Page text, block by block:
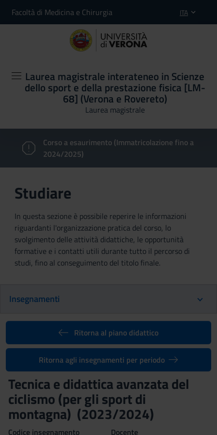
Facoltà di Medicina e Chirurgia ITA
Laurea magistrale interateneo in Scienze
dello sport e della prestazione fisica [LM-
68] (Verona e Rovereto)
Laurea magistrale
Corso a esaurimento (Immatricolazione fino a
2024/2025)
Studiare
In questa sezione è possibile reperire le informazioni
riguardanti l'organizzazione pratica del corso, lo
svolgimento delle attività didattiche, le opportunità
formative e i contatti utili durante tutto il percorso di
studi, fino al conseguimento del titolo finale.
Insegnamenti
Ritorna al piano didattico
Ritorna agli insegnamenti per periodo
Tecnica e didattica avanzata del
ciclismo (per gli sport di
montagna) (2023/2024)
Codice insegnamento
Docente